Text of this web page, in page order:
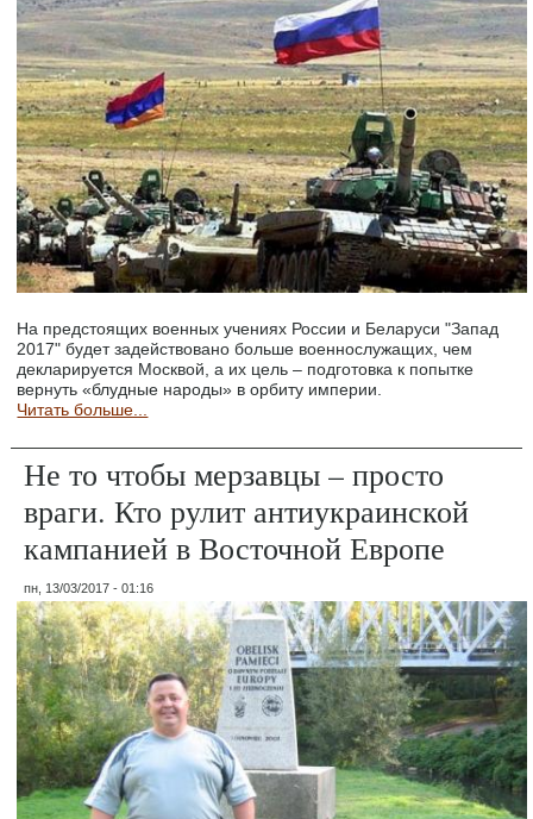
На предстоящих военных учениях России и Беларуси "Запад
2017" будет задействовано больше военнослужащих, чем
декларируется Москвой, а их цель – подготовка к попытке
вернуть «блудные народы» в орбиту империи.
Читать больше...
Не то чтобы мерзавцы – просто
враги. Кто рулит антиукраинской
кампанией в Восточной Европе
пн, 13/03/2017 - 01:16